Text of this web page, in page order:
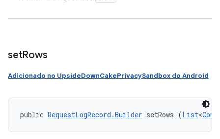
setRows
Adicionado no UpsideDownCakePrivacySandbox do Android
public RequestLogRecord.Builder setRows (List<